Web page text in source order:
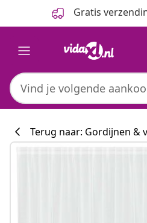
Gratis
Terug naar: Gordijnen &